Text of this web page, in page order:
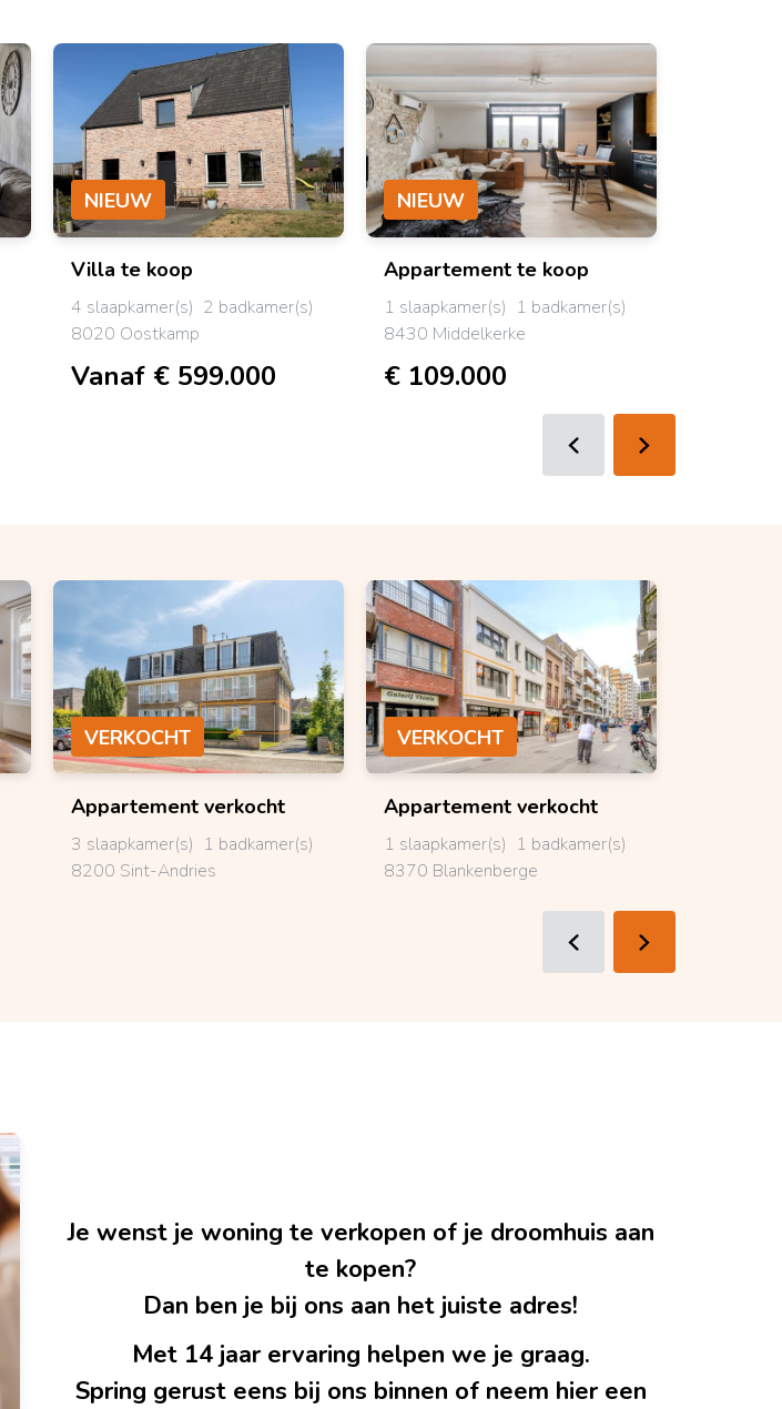
NIEUW
Villa te koop
4 slaapkamer(s) 2 badkamer(s)
8020 Oostkamp
Vanaf € 599.000
NIEUW
Appartement te koop
1 slaapkamer(s) 1 badkamer(s)
8430 Middelkerke
€ 109.000
VERKOCHT
Appartement verkocht
3 slaapkamer(s) 1 badkamer(s)
8200 Sint-Andries
VERKOCHT
Appartement verkocht
1 slaapkamer(s) 1 badkamer(s)
8370 Blankenberge
Je wenst je woning te verkopen of je droomhuis aan
te kopen?
Dan ben je bij ons aan het juiste adres!
Met 14 jaar ervaring helpen we je graag.
Spring gerust eens bij ons binnen of neem hier een